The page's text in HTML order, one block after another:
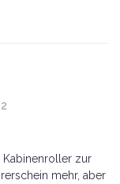
Kabinenroller zur
mehr, aber